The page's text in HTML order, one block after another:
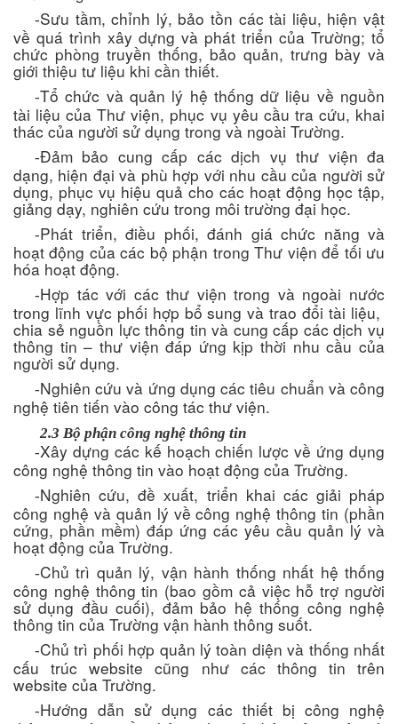
-Sưu tầm, chỉnh lý, bảo tồn các tài liệu, hiện vật
về quá trình xây dựng và phát triển của Trường; tổ
chức phòng truyền thống, bảo quản, trưng bày và
giới thiệu tư liệu khi cần thiết.
-Tổ chức và quản lý hệ thống dữ liệu về nguồn
tài liệu của Thư viện, phục vụ yêu cầu tra cứu, khai
thác của người sử dụng trong và ngoài Trường.
-Đảm bảo cung cấp các dịch vụ thư viện đa
dạng, hiện đại và phù hợp với nhu cầu của người sử
dụng, phục vụ hiệu quả cho các hoạt động học tập,
giảng dạy, nghiên cứu trong môi trường đại học.
-Phát triển, điều phối, đánh giá chức năng và
hoạt động của các bộ phận trong Thư viện để tối ưu
hóa hoạt động.
-Hợp tác với các thư viện trong và ngoài nước
trong lĩnh vực phối hợp bổ sung và trao đổi tài liệu,
chia sẻ nguồn lực thông tin và cung cấp các dịch vụ
thông tin – thư viện đáp ứng kịp thời nhu cầu của
người sử dụng.
-Nghiên cứu và ứng dụng các tiêu chuẩn và công
nghệ tiên tiến vào công tác thư viện.
2.3 Bộ phận công nghệ thông tin
-Xây dựng các kế hoạch chiến lược về ứng dụng
công nghệ thông tin vào hoạt động của Trường.
-Nghiên cứu, đề xuất, triển khai các giải pháp
công nghệ và quản lý về công nghệ thông tin (phần
cứng, phần mềm) đáp ứng các yêu cầu quản lý và
hoạt động của Trường.
-Chủ trì quản lý, vận hành thống nhất hệ thống
công nghệ thông tin (bao gồm cả việc hỗ trợ người
sử dụng đầu cuối), đảm bảo hệ thống công nghệ
thông tin của Trường vận hành thông suốt.
-Chủ trì phối hợp quản lý toàn diện và thống nhất
cấu trúc website cũng như các thông tin trên
website của Trường.
-Hướng dẫn sử dụng các thiết bị công nghệ